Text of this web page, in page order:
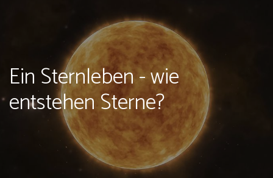
Ein Sternleben - wie
entstehen Sterne?